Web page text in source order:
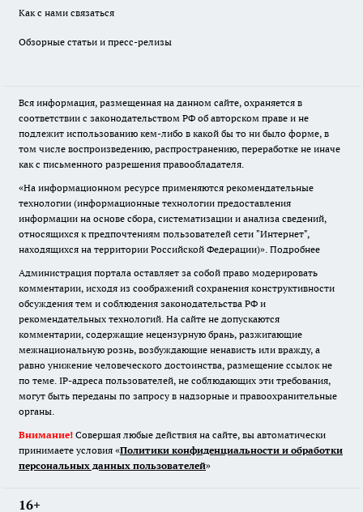
Как с нами связаться
Обзорные статьи и пресс-релизы
Вся информация, размещенная на данном сайте, охраняется в
соответствии с законодательством РФ об авторском праве и не
подлежит использованию кем-либо в какой бы то ни было форме, в
том числе воспроизведению, распространению, переработке не иначе
как с письменного разрешения правообладателя.
«На информационном ресурсе применяются рекомендательные
технологии (информационные технологии предоставления
информации на основе сбора, систематизации и анализа сведений,
относящихся к предпочтениям пользователей сети "Интернет",
находящихся на территории Российской Федерации)». Подробнее
Администрация портала оставляет за собой право модерировать
комментарии, исходя из соображений сохранения конструктивности
обсуждения тем и соблюдения законодательства РФ и
рекомендательных технологий. На сайте не допускаются
комментарии, содержащие нецензурную брань, разжигающие
межнациональную рознь, возбуждающие ненависть или вражду, а
равно унижение человеческого достоинства, размещение ссылок не
по теме. IP-адреса пользователей, не соблюдающих эти требования,
могут быть переданы по запросу в надзорные и правоохранительные
органы.
Внимание! Совершая любые действия на сайте, вы автоматически
принимаете условия «Политики конфиденциальности и обработки
персональных данных пользователей»
16+